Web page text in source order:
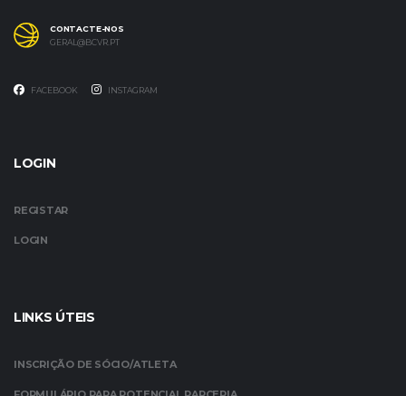
CONTACTE-NOS
GERAL@BCVR.PT
FACEBOOK INSTAGRAM
LOGIN
REGISTAR
LOGIN
LINKS ÚTEIS
INSCRIÇÃO DE SÓCIO/ATLETA